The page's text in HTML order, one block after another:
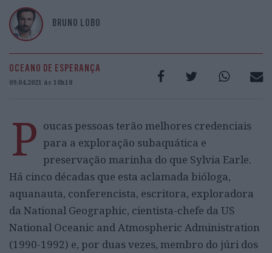
BRUNO LOBO
OCEANO DE ESPERANÇA
09.04.2021 às 10h18
P oucas pessoas terão melhores credenciais
para a exploração subaquática e
preservação marinha do que Sylvia Earle.
Há cinco décadas que esta aclamada bióloga,
aquanauta, conferencista, escritora, exploradora
da National Geographic, cientista-chefe da US
National Oceanic and Atmospheric Administration
(1990-1992) e, por duas vezes, membro do júri dos